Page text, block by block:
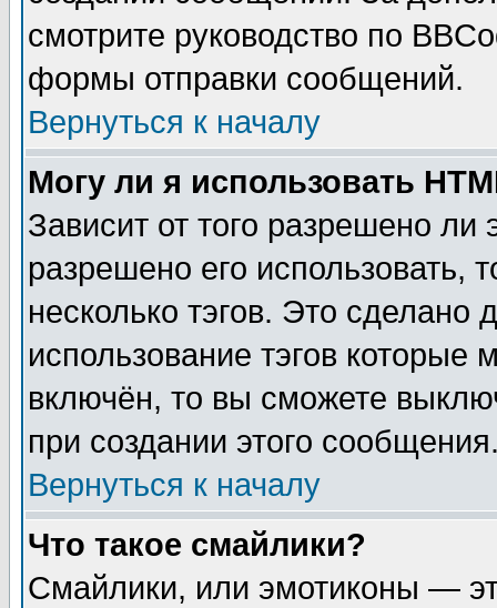
смотрите руководство по
формы отправки сообщений.
Вернуться к началу
Могу ли я использовать
Зависит от того разрешено
разрешено его использовать,
несколько тэгов. Это сделано
использование тэгов
включён, то вы сможете
при создании этого
Вернуться к началу
Что такое смайлики?
Смайлики, или эмотиконы —